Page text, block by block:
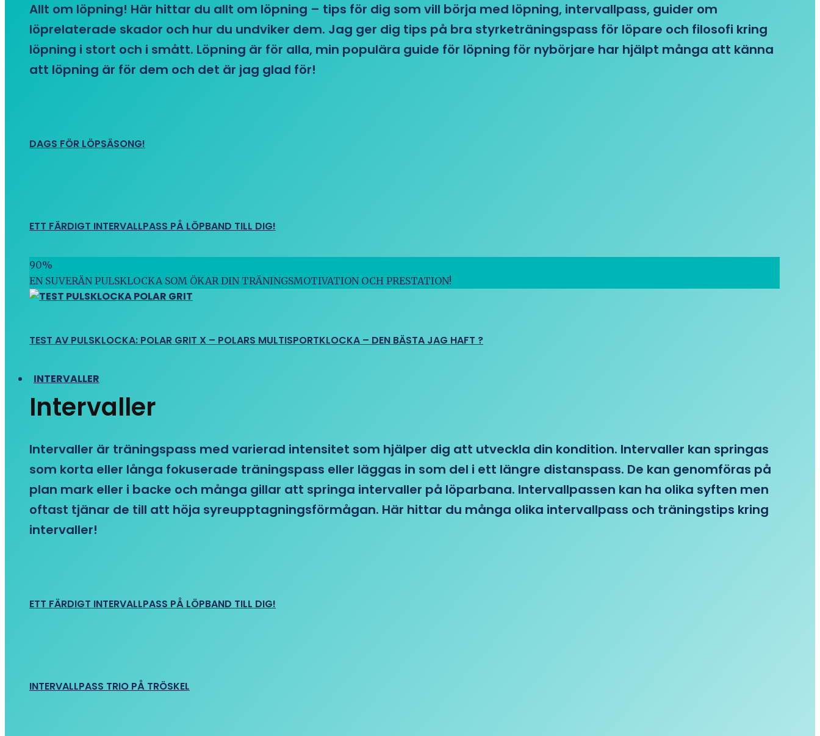
Allt om löpning! Här hittar du allt om löpning – tips för dig som vill börja med löpning, intervallpass, guider om
löprelaterade skador och hur du undviker dem. Jag ger dig tips på bra styrketräningspass för löpare och filosofi kring
löpning i stort och i smått. Löpning är för alla, min populära guide för löpning för nybörjare har hjälpt många att känna
att löpning är för dem och det är jag glad för!
DAGS FÖR LÖPSÄSONG!
ETT FÄRDIGT INTERVALLPASS PÅ LÖPBAND TILL DIG!
90%
EN SUVERÄN PULSKLOCKA SOM ÖKAR DIN TRÄNINGSMOTIVATION OCH PRESTATION!
TEST AV PULSKLOCKA: POLAR GRIT X – POLARS MULTISPORTKLOCKA – DEN BÄSTA JAG HAFT ?
INTERVALLER
Intervaller
Intervaller är träningspass med varierad intensitet som hjälper dig att utveckla din kondition. Intervaller kan springas
som korta eller långa fokuserade träningspass eller läggas in som del i ett längre distanspass. De kan genomföras på
plan mark eller i backe och många gillar att springa intervaller på löparbana. Intervallpassen kan ha olika syften men
oftast tjänar de till att höja syreupptagningsförmågan. Här hittar du många olika intervallpass och träningstips kring
intervaller!
ETT FÄRDIGT INTERVALLPASS PÅ LÖPBAND TILL DIG!
INTERVALLPASS TRIO PÅ TRÖSKEL